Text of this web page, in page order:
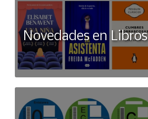
Novedades en Libros